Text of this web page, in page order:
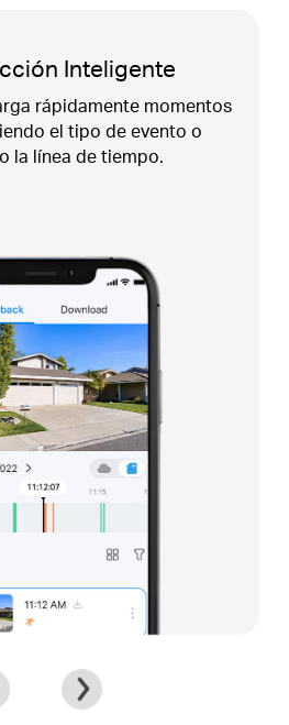
Tapo
memorables o distribuye
de seguridad Tapo
que más importan.